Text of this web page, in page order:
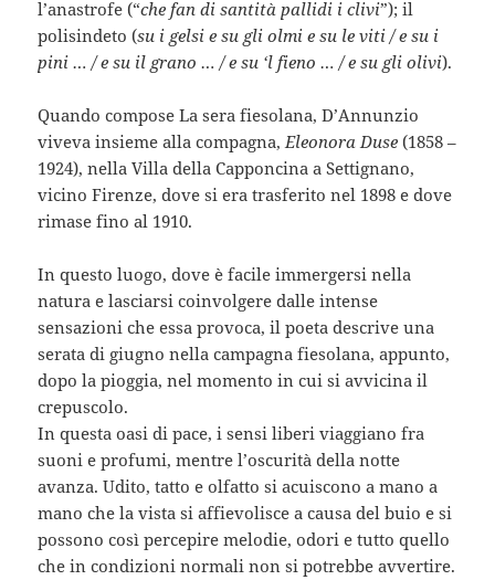
l’anastrofe (“che fan di santità pallidi i clivi”); il
polisindeto (su i gelsi e su gli olmi e su le viti / e su i
pini … / e su il grano … / e su ‘l fieno … / e su gli olivi).
Quando compose La sera fiesolana, D’Annunzio
viveva insieme alla compagna,Eleonora Duse (1858 –
1924), nella Villa della Capponcina a Settignano,
vicino Firenze, dove si era trasferito nel 1898 e dove
rimase fino al 1910.
In questo luogo, dove è facile immergersi nella
natura e lasciarsi coinvolgere dalle intense
sensazioni che essa provoca, il poeta descrive una
serata di giugno nella campagna fiesolana, appunto,
dopo la pioggia, nel momento in cui si avvicina il
crepuscolo.
In questa oasi di pace, i sensi liberi viaggiano fra
suoni e profumi, mentre l’oscurità della notte
avanza. Udito, tatto e olfatto si acuiscono a mano a
mano che la vista si affievolisce a causa del buio e si
possono così percepire melodie, odori e tutto quello
che in condizioni normali non si potrebbe avvertire.